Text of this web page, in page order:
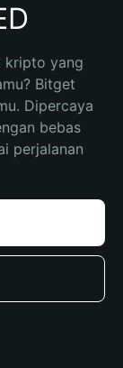
kripto yang
Bitget
Dipercaya
bebas
perjalanan